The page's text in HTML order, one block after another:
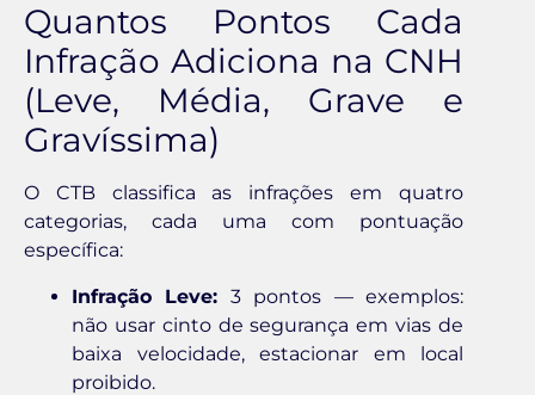
Quantos Pontos Cada
Infração Adiciona na CNH
(Leve, Média, Grave e
Gravíssima)
O CTB classifica as infrações em quatro
categorias, cada uma com pontuação
específica:
Infração Leve: 3 pontos — exemplos:
não usar cinto de segurança em vias de
baixa velocidade, estacionar em local
proibido.